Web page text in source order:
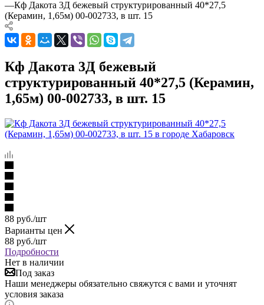
—Кф Дакота 3Д бежевый структурированный 40*27,5
(Керамин, 1,65м) 00-002733, в шт. 15
Кф Дакота 3Д бежевый
структурированный 40*27,5 (Керамин,
1,65м) 00-002733, в шт. 15
88 руб./шт
Варианты цен
88 руб./шт
Подробности
Нет в наличии
Под заказ
Наши менеджеры обязательно свяжутся с вами и уточнят
условия заказа